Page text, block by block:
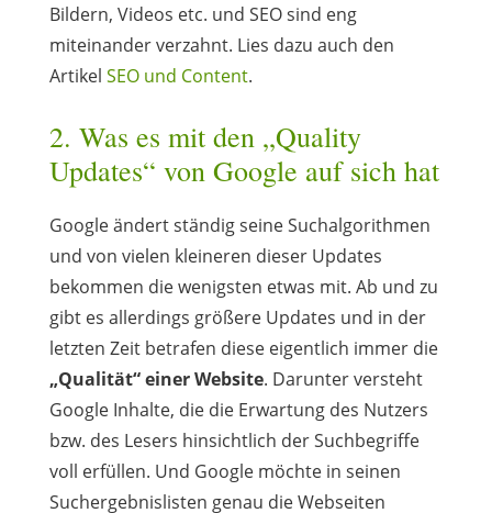
Bildern, Videos etc. und SEO sind eng
miteinander verzahnt. Lies dazu auch den
Artikel SEO und Content.
2. Was es mit den „Quality
Updates“ von Google auf sich hat
Google ändert ständig seine Suchalgorithmen
und von vielen kleineren dieser Updates
bekommen die wenigsten etwas mit. Ab und zu
gibt es allerdings größere Updates und in der
letzten Zeit betrafen diese eigentlich immer die
„Qualität“ einer Website. Darunter versteht
Google Inhalte, die die Erwartung des Nutzers
bzw. des Lesers hinsichtlich der Suchbegriffe
voll erfüllen. Und Google möchte in seinen
Suchergebnislisten genau die Webseiten